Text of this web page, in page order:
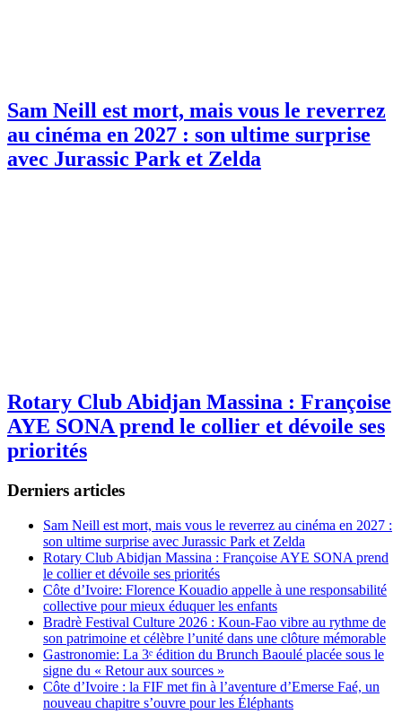
Sam Neill est mort, mais vous le reverrez
au cinéma en 2027 : son ultime surprise
avec Jurassic Park et Zelda
Rotary Club Abidjan Massina : Françoise
AYE SONA prend le collier et dévoile ses
priorités
Derniers articles
Sam Neill est mort, mais vous le reverrez au cinéma en 2027 :
son ultime surprise avec Jurassic Park et Zelda
Rotary Club Abidjan Massina : Françoise AYE SONA prend
le collier et dévoile ses priorités
Côte d’Ivoire: Florence Kouadio appelle à une responsabilité
collective pour mieux éduquer les enfants
Bradrè Festival Culture 2026 : Koun-Fao vibre au rythme de
son patrimoine et célèbre l’unité dans une clôture mémorable
Gastronomie: La 3ᵉ édition du Brunch Baoulé placée sous le
signe du « Retour aux sources »
Côte d’Ivoire : la FIF met fin à l’aventure d’Emerse Faé, un
nouveau chapitre s’ouvre pour les Éléphants